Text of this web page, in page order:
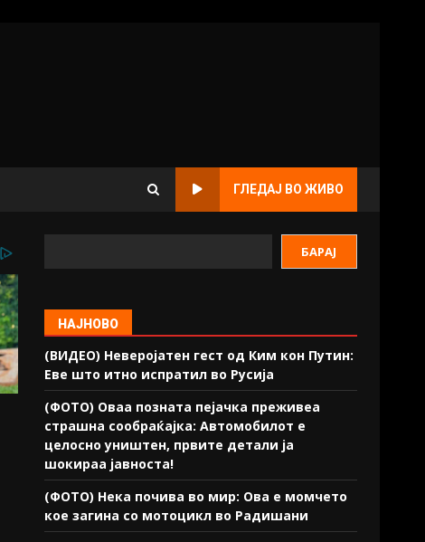
ГЛЕДАЈ ВО ЖИВО
БАРАЈ
НАЈНОВО
(ВИДЕО) Неверојатен гест од Ким кон Путин:
Еве што итно испратил во Русија
(ФОТО) Оваа позната пејачка преживеа
страшна сообраќајка: Автомобилот е
целосно уништен, првите детали ја
шокираа јавноста!
(ФОТО) Нека почива во мир: Ова е момчето
кое загина со мотоцикл во Радишани